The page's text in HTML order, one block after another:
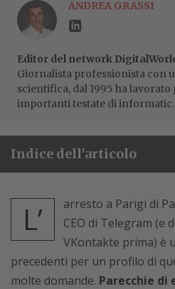
ANDREA GRASSI
Editor del network
Giornalista professionista con
scientifica, dal 1995 ha lavorato
importanti testate di
Indice dell'articolo
L’
arresto a Parigi di
CEO di Telegram (e
VKontakte prima) è
precedenti per un profilo di
molte domande. Parecchie di